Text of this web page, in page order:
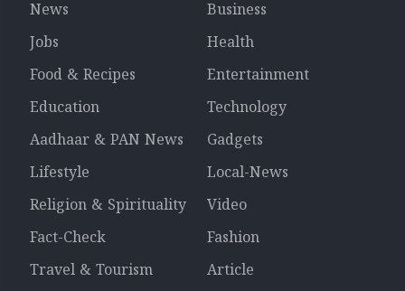
News
Business
Jobs
Health
Food & Recipes
Entertainment
Education
Technology
Aadhaar & PAN News
Gadgets
Lifestyle
Local-News
Religion & Spirituality
Video
Fact-Check
Fashion
Travel & Tourism
Article